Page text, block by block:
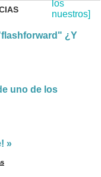
¿Y
uno de los
»